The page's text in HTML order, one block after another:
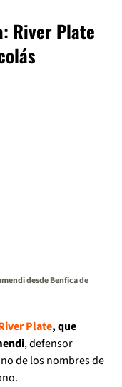
River Plate
desde Benfica de
Plate, que
, defensor
de los nombres de